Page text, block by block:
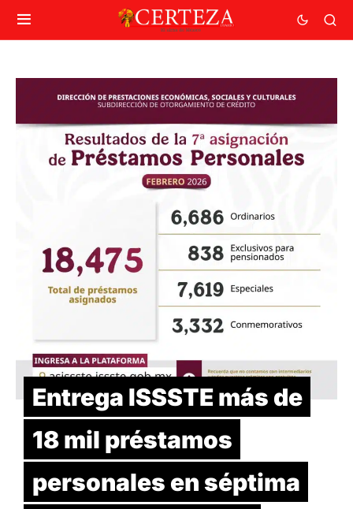
Entrega ISSSTE más de
18 mil préstamos
personales en séptima